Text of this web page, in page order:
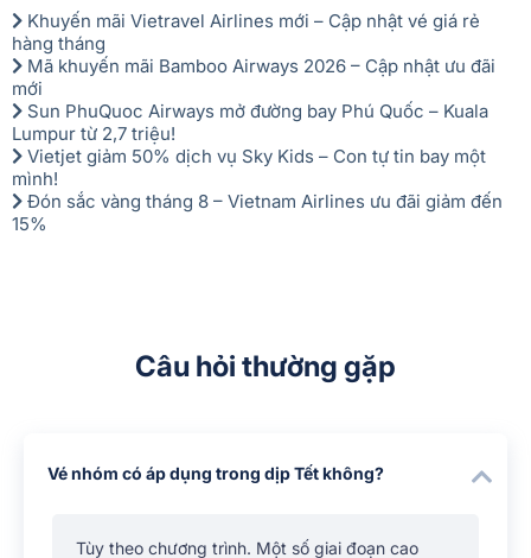
Khuyến mãi Vietravel Airlines mới – Cập nhật vé giá rẻ
hàng tháng
Mã khuyến mãi Bamboo Airways 2026 – Cập nhật ưu đãi
mới
Sun PhuQuoc Airways mở đường bay Phú Quốc – Kuala
Lumpur từ 2,7 triệu!
Vietjet giảm 50% dịch vụ Sky Kids – Con tự tin bay một
mình!
Đón sắc vàng tháng 8 – Vietnam Airlines ưu đãi giảm đến
15%
Câu hỏi thường gặp
Vé nhóm có áp dụng trong dịp Tết không?
Tùy theo chương trình. Một số giai đoạn cao